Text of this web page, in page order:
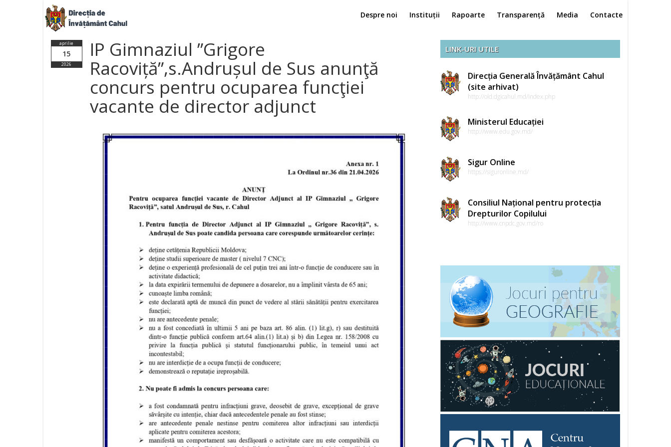
Despre noi Instituții Rapoarte Transparență Media Contacte
aprilie
15
2026
IP Gimnaziul ”Grigore
Racoviță”,s.Andrușul de Sus anunţă
concurs pentru ocuparea funcţiei
vacante de director adjunct
LINK-URI UTILE
Direcția Generală Învățământ Cahul
(site arhivat)
http://old.dgicahul.md/index.php
Ministerul Educației
http://www.edu.gov.md/
Sigur Online
https://siguronline.md/
Consiliul Național pentru protecția
Drepturilor Copilului
http://www.cnpdc.gov.md/ro